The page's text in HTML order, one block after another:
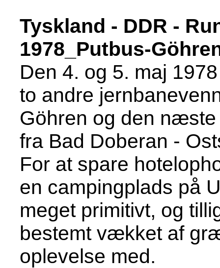
Tyskland - DDR -
1978_Putbus-
Den 4. og 5. maj
to andre
Göhren og den
fra Bad Doberan -
For at spare
en campingplads på
meget primitivt, og
bestemt vækket af
oplevelse med.